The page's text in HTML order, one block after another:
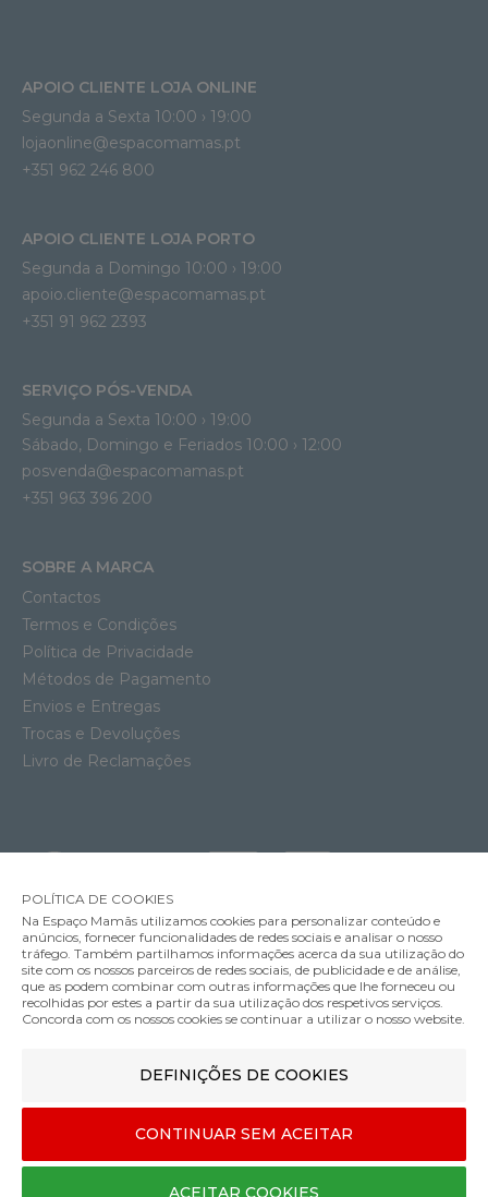
Babycoque Maxi-Cosi Pebble Slide Pro
Cor
APOIO CLIENTE LOJA ONLINE
Segunda a Sexta 10:00 › 19:00
lojaonline@espacomamas.pt
+351 962 246 800
APOIO CLIENTE LOJA PORTO
Segunda a Domingo 10:00 › 19:00
apoio.cliente@espacomamas.pt
+351 91 962 2393
SERVIÇO PÓS-VENDA
Segunda a Sexta 10:00 › 19:00
Sábado, Domingo e Feriados 10:00 › 12:00
posvenda@espacomamas.pt
+351 963 396 200
SOBRE A MARCA
Contactos
Termos e Condições
Política de Privacidade
Métodos de Pagamento
Envios e Entregas
Trocas e Devoluções
Livro de Reclamações
MÉTODOS DE ENVIO
MÉTODOS DE PAGAMENTO
Designed & developed by
POLÍTICA DE COOKIES
Na Espaço Mamãs utilizamos cookies para personalizar conteúdo e
anúncios, fornecer funcionalidades de redes sociais e analisar o nosso
tráfego. Também partilhamos informações acerca da sua utilização do
site com os nossos parceiros de redes sociais, de publicidade e de análise,
que as podem combinar com outras informações que lhe forneceu ou
recolhidas por estes a partir da sua utilização dos respetivos serviços.
Concorda com os nossos cookies se continuar a utilizar o nosso website.
DEFINIÇÕES DE COOKIES
CONTINUAR SEM ACEITAR
ACEITAR COOKIES